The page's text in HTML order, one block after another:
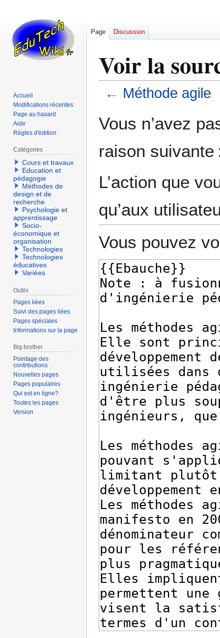
Voir la
← Méthode agile
à
navigation
à
recherche
Vous n’avez
raison suivante
L’action que
qu’aux
Vous pouvez
Page Discussion
Accueil
Modifications récentes
Page au hasard
Aide
Règles d'édition
Catégories
Cours et travaux
Education et
pédagogie
Méthodes de
design et de
recherche
Psychologie et
apprentissage
Socio-
économique et
organisation
Technologies
Technologies
éducatives
Variées
Outils
Pages liées
Suivi des pages liées
Pages spéciales
Informations sur la page
Big brother
Pointage des
contributions
Nouvelles pages
Pages populaires
Qui est en ligne?
Toutes les pages
Version